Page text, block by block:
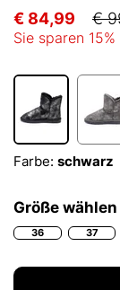
€ 84,99 €
Sie sparen 15%
Farbe: schwarz
Größe wählen
36 37